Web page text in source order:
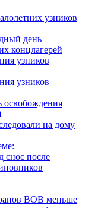
узников
день
концлагерей
узников
узников
освобождения
на дому
снос после
ВОВ меньше